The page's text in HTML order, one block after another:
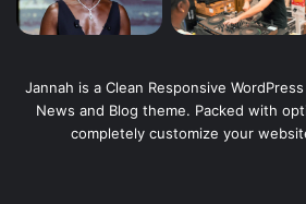
Jannah is a Clean Responsive
News and Blog theme. Packed with
completely customize your